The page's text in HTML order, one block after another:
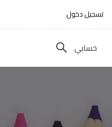
تسجيل دخول
حسابي